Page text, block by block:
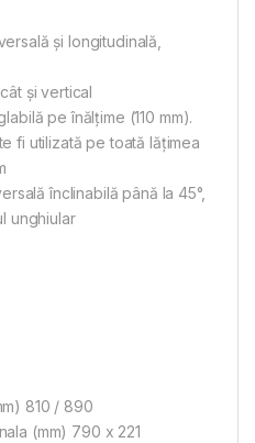
şi longitudinală,
şi vertical
pe înălţime (110 mm).
fi utilizată pe toată lăţimea
înclinabilă până la 45°,
unghiular
810 / 890
(mm) 790 x 221